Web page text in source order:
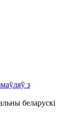
з
беларускі